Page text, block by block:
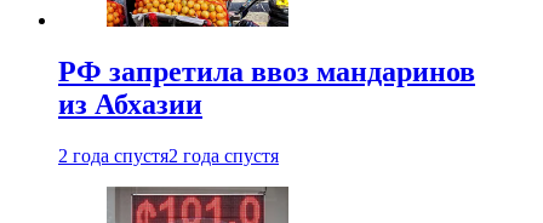
РФ запретила ввоз мандаринов
из Абхазии
2 года спустя2 года спустя